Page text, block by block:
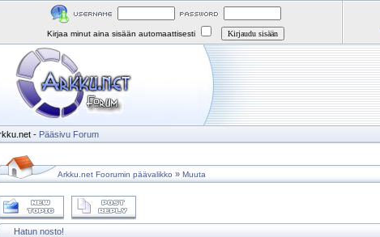
Kirjaa minut aina sisään automaattisesti
- Pääsivu Forum
Arkku.net Foorumin päävalikko » Muuta
Hatun nosto!